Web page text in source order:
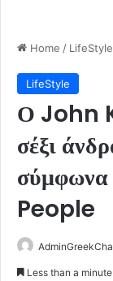
Home / LifeStyle
LifeStyle
Ο John
σέξι
σύμφωνα
People
Less than a minute